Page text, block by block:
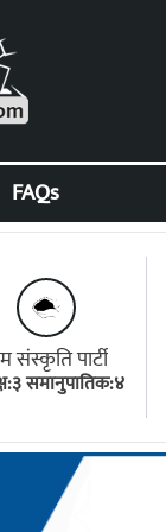
FAQs
संस्कृति पार्टी
समानुपातिक:४